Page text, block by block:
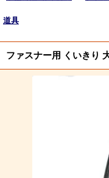
道具
ファスナー用 くいきり